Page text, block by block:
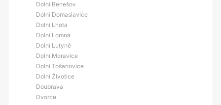
Dolní Benešov
Dolní Domaslavice
Dolní Lhota
Dolní Lomná
Dolní Lutyně
Dolní Moravice
Dolní Tošanovice
Dolní Životice
Doubrava
Dvorce